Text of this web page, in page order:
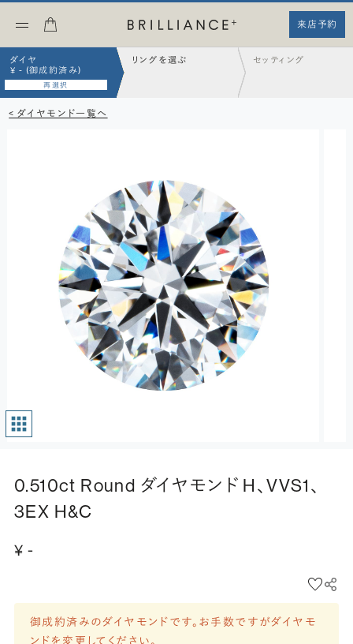
来店予約
ダイヤ
¥ - (御成約済み)
再選択
リングを選ぶ セッティング
< ダイヤモンド一覧へ
0.510ct Round ダイヤモンド H、VVS1、
3EX H&C
¥ -
御成約済みのダイヤモンドです。お手数ですがダイヤモ
ンドを変更してください。